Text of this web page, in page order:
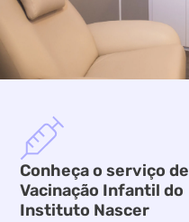
Conheça o serviço de
Vacinação Infantil do
Instituto Nascer